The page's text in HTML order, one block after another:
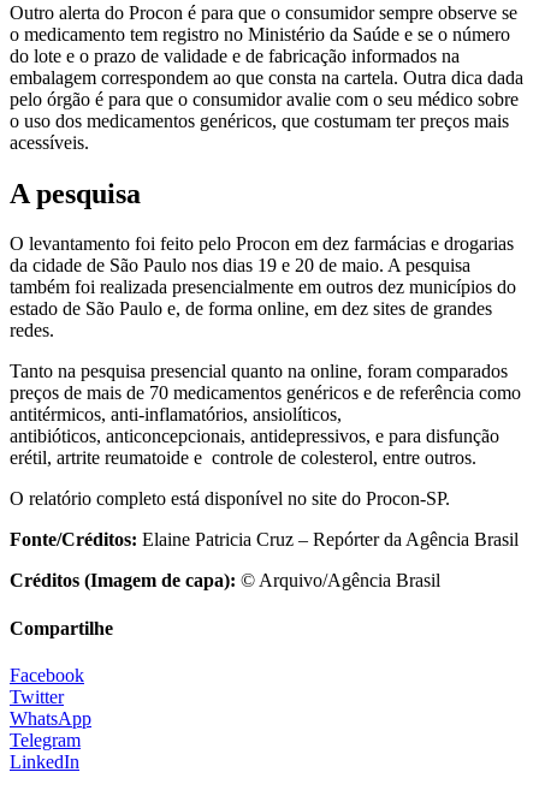
Outro alerta do Procon é para que o consumidor sempre observe se
o medicamento tem registro no Ministério da Saúde e se o número
do lote e o prazo de validade e de fabricação informados na
embalagem correspondem ao que consta na cartela. Outra dica dada
pelo órgão é para que o consumidor avalie com o seu médico sobre
o uso dos medicamentos genéricos, que costumam ter preços mais
acessíveis.
A pesquisa
O levantamento foi feito pelo Procon em dez farmácias e drogarias
da cidade de São Paulo nos dias 19 e 20 de maio. A pesquisa
também foi realizada presencialmente em outros dez municípios do
estado de São Paulo e, de forma online, em dez sites de grandes
redes.
Tanto na pesquisa presencial quanto na online, foram comparados
preços de mais de 70 medicamentos genéricos e de referência como
antitérmicos, anti-inflamatórios, ansiolíticos,
antibióticos, anticoncepcionais, antidepressivos, e para disfunção
erétil, artrite reumatoide e controle de colesterol, entre outros.
O relatório completo está disponível no site do Procon-SP.
Fonte/Créditos: Elaine Patricia Cruz – Repórter da Agência Brasil
Créditos (Imagem de capa): © Arquivo/Agência Brasil
Compartilhe
Facebook
Twitter
WhatsApp
Telegram
LinkedIn